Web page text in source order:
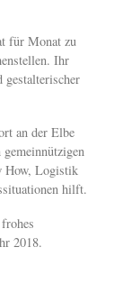
für Monat zu
Ihr
gestalterischer
an der Elbe
gemeinnützigen
How, Logistik
hilft.
2018.